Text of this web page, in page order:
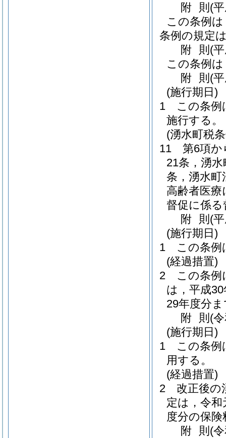
附 則 (
この条例
条例の規定
附 則 (
この条例
附 則 (
(施行期日)
1
この条例
施行する。
(湧水町税
11
第6項か
21条，湧
条，湧水町
高齢者医
督促に係
附 則 (
(施行期日)
1
この条例
(経過措置)
2
この条例
は，平成
29年度分
附 則 (
(施行期日)
1
この条例
用する。
(経過措置)
2
改正後の
定は，令
度分の保
附 則 (